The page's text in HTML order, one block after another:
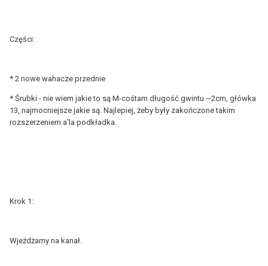
Części:
* 2 nowe wahacze przednie
* Śrubki - nie wiem jakie to są M-cośtam długość gwintu ~2cm, główka
13, najmocniejsze jakie są. Najlepiej, żeby były zakończone takim
rozszerzeniem a'la podkładka.
Krok 1:
Wjeżdżamy na kanał.